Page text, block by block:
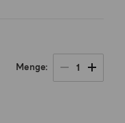
Menge 1